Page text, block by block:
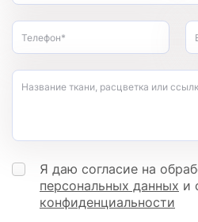
Телефон*
Название ткани, расцветка или
Я даю согласие на
персональных данных и
конфиденциальности